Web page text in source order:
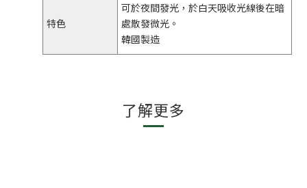
特色
可於夜間發光，於白天吸收光線後在暗
處散發微光。
韓國製造
了解更多